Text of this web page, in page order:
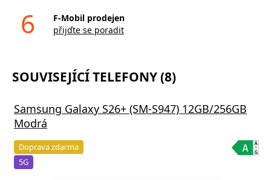
6
F-Mobil prodejen
přijďte se poradit
SOUVISEJÍCÍ TELEFONY (8)
Samsung Galaxy S26+ (SM-S947) 12GB/256GB
Modrá
Doprava zdarma
5G